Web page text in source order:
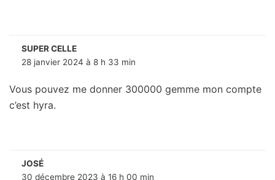
SUPER CELLE
28 janvier 2024 à 8 h 33 min
Vous pouvez me donner 300000 gemme mon compte
c’est hyra.
JOSÉ
30 décembre 2023 à 16 h 00 min